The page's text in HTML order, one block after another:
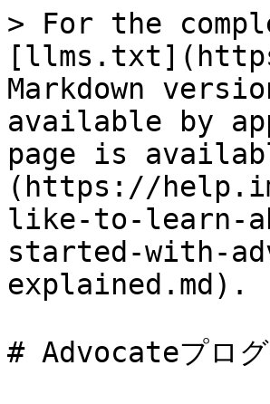
> For the
Markdown
available by
page is
(https://
like-to-learn-
started-with-
explained.md).
# Advocateプログ